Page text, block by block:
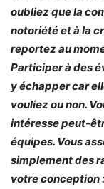
oubliez que la
notoriété et à la
reportez au
Participer à des
y échapper car
vouliez ou non.
intéresse peut-
équipes. Vous
simplement des
votre conception